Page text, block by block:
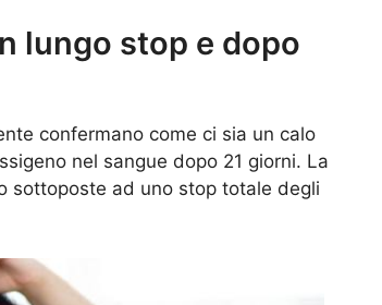
lungo stop e dopo
confermano come ci sia un calo
nel sangue dopo 21 giorni. La
sottoposte ad uno stop totale degli